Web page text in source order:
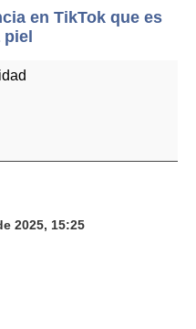
en TikTok que es
2025, 15:25